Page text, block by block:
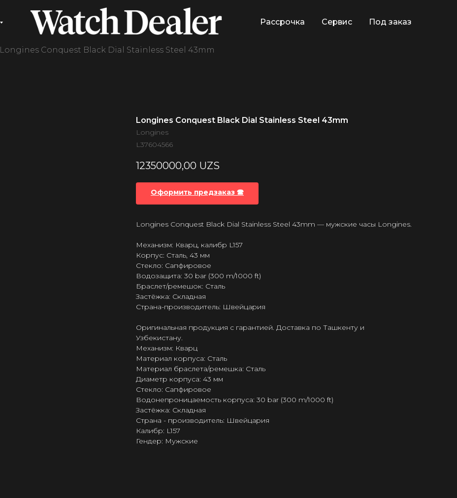
Рассрочка Сервис Под заказ
Longines Conquest Black Dial Stainless Steel 43mm
Longines Conquest Black Dial Stainless Steel 43mm
Longines
L37604566
12350000,00 UZS
Оформить предзаказ 🕿
Longines Conquest Black Dial Stainless Steel 43mm — мужские часы Longines.
Механизм: Кварц, калибр L157
Корпус: Сталь, 43 мм
Стекло: Сапфировое
Водозащита: 30 bar (300 m/1000 ft)
Браслет/ремешок: Сталь
Застёжка: Складная
Страна-производитель: Швейцария
Оригинальная продукция с гарантией. Доставка по Ташкенту и
Узбекистану.
Механизм: Кварц
Материал корпуса: Сталь
Материал браслета/ремешка: Сталь
Диаметр корпуса: 43 мм
Стекло: Сапфировое
Водонепроницаемость корпуса: 30 bar (300 m/1000 ft)
Застёжка: Складная
Страна - производитель: Швейцария
Калибр: L157
Гендер: Мужские